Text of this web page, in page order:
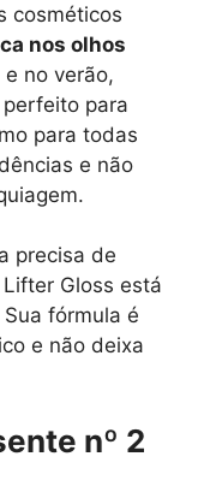
cosméticos
nos olhos
no verão,
para
para todas
e não
precisa de
Gloss está
fórmula é
e não deixa
nº 2